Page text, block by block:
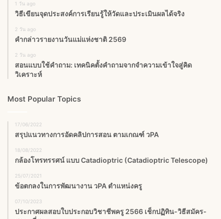
1 วัน ago
วิธีเขียนจุดประสงค์การเรียนรู้ให้วัดและประเมินผลได้จริง
2 วัน ago
คำกล่าวรายงานวันแม่แห่งชาติ 2569
2 วัน ago
สอนแบบใช้คำถาม: เทคนิคตั้งคำถามจากจำความเข้าใจสู่คิด
วิเคราะห์
Most Popular Topics
17/06/2022
สรุปแนวทางการอัดคลิปการสอน ตามเกณฑ์ วPA
18/08/2022
กล้องโทรทรรศน์ แบบ Catadioptric (Catadioptric Telescope)
25/07/2021
ข้อตกลงในการพัฒนางาน วPA ตำแหน่งครู
07/10/2023
ประกาศผลสอบใบประกอบวิชาชีพครู 2566 เช็กปฏิทิน-วิธีสมัคร-